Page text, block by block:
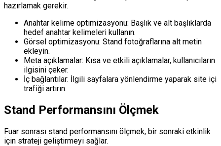
hazırlamak gerekir.
Anahtar kelime optimizasyonu: Başlık ve alt başlıklarda
hedef anahtar kelimeleri kullanın.
Görsel optimizasyonu: Stand fotoğraflarına alt metin
ekleyin.
Meta açıklamalar: Kısa ve etkili açıklamalar, kullanıcıların
ilgisini çeker.
İç bağlantılar: İlgili sayfalara yönlendirme yaparak site içi
trafiği artırın.
Stand Performansını Ölçmek
Fuar sonrası stand performansını ölçmek, bir sonraki etkinlik
için strateji geliştirmeyi sağlar.